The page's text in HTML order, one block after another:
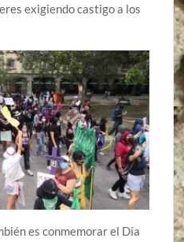
exigiendo castigo a los
es conmemorar el Día